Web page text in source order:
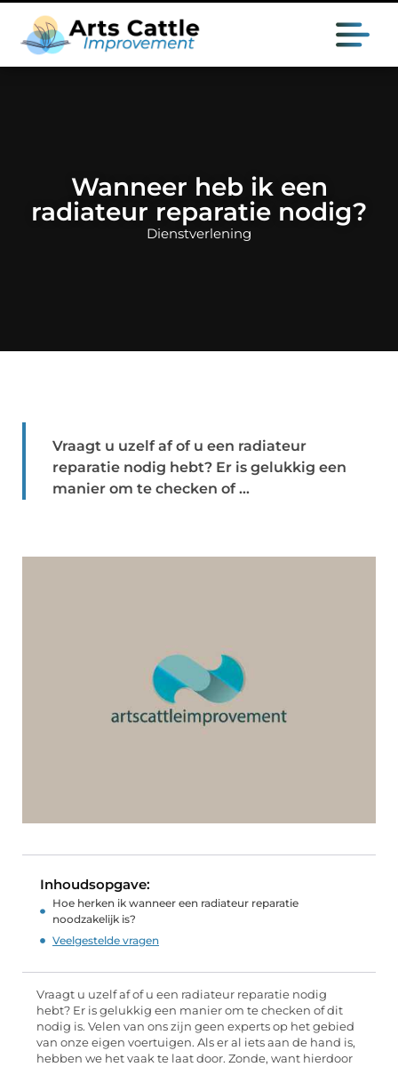
Wanneer heb ik een
radiateur reparatie nodig?
Dienstverlening
Vraagt u uzelf af of u een radiateur
reparatie nodig hebt? Er is gelukkig een
manier om te checken of ...
Inhoudsopgave:
Hoe herken ik wanneer een radiateur reparatie
noodzakelijk is?
Veelgestelde vragen
Vraagt u uzelf af of u een radiateur reparatie nodig
hebt? Er is gelukkig een manier om te checken of dit
nodig is. Velen van ons zijn geen experts op het gebied
van onze eigen voertuigen. Als er al iets aan de hand is,
hebben we het vaak te laat door. Zonde, want hierdoor